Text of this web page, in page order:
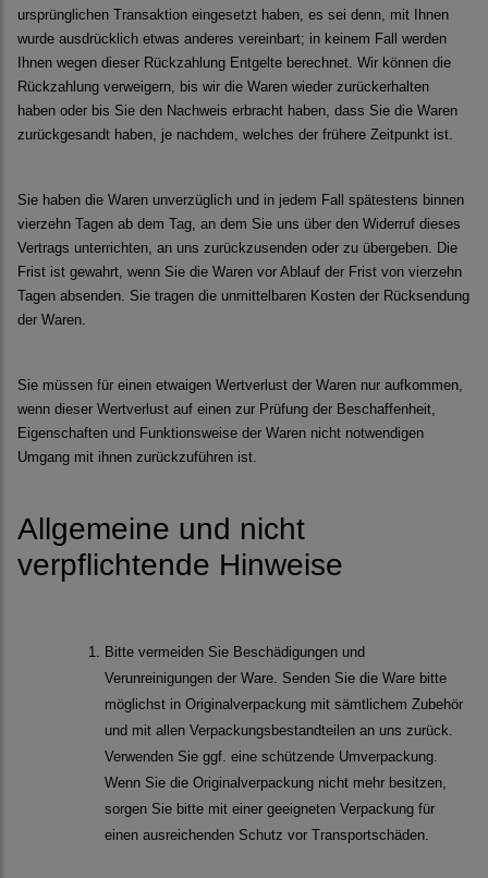
ursprünglichen Transaktion eingesetzt haben, es sei denn, mit Ihnen
wurde ausdrücklich etwas anderes vereinbart; in keinem Fall werden
Ihnen wegen dieser Rückzahlung Entgelte berechnet. Wir können die
Rückzahlung verweigern, bis wir die Waren wieder zurückerhalten
haben oder bis Sie den Nachweis erbracht haben, dass Sie die Waren
zurückgesandt haben, je nachdem, welches der frühere Zeitpunkt ist.
Sie haben die Waren unverzüglich und in jedem Fall spätestens binnen
vierzehn Tagen ab dem Tag, an dem Sie uns über den Widerruf dieses
Vertrags unterrichten, an uns zurückzusenden oder zu übergeben. Die
Frist ist gewahrt, wenn Sie die Waren vor Ablauf der Frist von vierzehn
Tagen absenden. Sie tragen die unmittelbaren Kosten der Rücksendung
der Waren.
Sie müssen für einen etwaigen Wertverlust der Waren nur aufkommen,
wenn dieser Wertverlust auf einen zur Prüfung der Beschaffenheit,
Eigenschaften und Funktionsweise der Waren nicht notwendigen
Umgang mit ihnen zurückzuführen ist.
Allgemeine und nicht
verpflichtende Hinweise
Bitte vermeiden Sie Beschädigungen und
Verunreinigungen der Ware. Senden Sie die Ware bitte
möglichst in Originalverpackung mit sämtlichem Zubehör
und mit allen Verpackungsbestandteilen an uns zurück.
Verwenden Sie ggf. eine schützende Umverpackung.
Wenn Sie die Originalverpackung nicht mehr besitzen,
sorgen Sie bitte mit einer geeigneten Verpackung für
einen ausreichenden Schutz vor Transportschäden.